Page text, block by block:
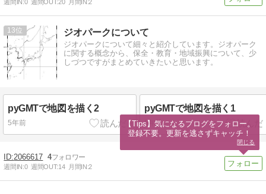
週間IN:0 週間OUT:20 月間IN:2
13 ジオパークについて
ジオパークについて細々と紹介しています。ジオパーク
に関する概念から、保全・教育・地域振興について、少
しづつですがまとめていきたいと思います。
pyGMTで地図を描く2
5年前
pyGMTで地図を描く1
5年前
2066617 4
週間IN:0 週間OUT:14 月間IN:2
【Tips】気になるブログをフォロー。
登録不要。更新を逃さずキャッチ！
閉じる